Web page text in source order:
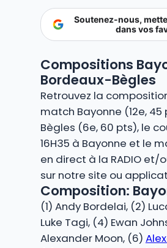
Soutenez-nous,
dans vos
Compositions
Bordeaux-Bègles
Retrouvez la
match Bayonne (12e,
Bègles (6e, 60 pts), le
16H35 à Bayonne et le
en direct à la RADIO et/
sur notre site ou
Composition:
(1) Andy Bordelai, (2)
Luke Tagi, (4) Ewan
Alexander Moon, (6)